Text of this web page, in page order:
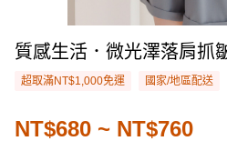
質感生活．微光澤落肩抓
超取滿NT$1,000免運 國家/地區配送
NT$680 ~ NT$760